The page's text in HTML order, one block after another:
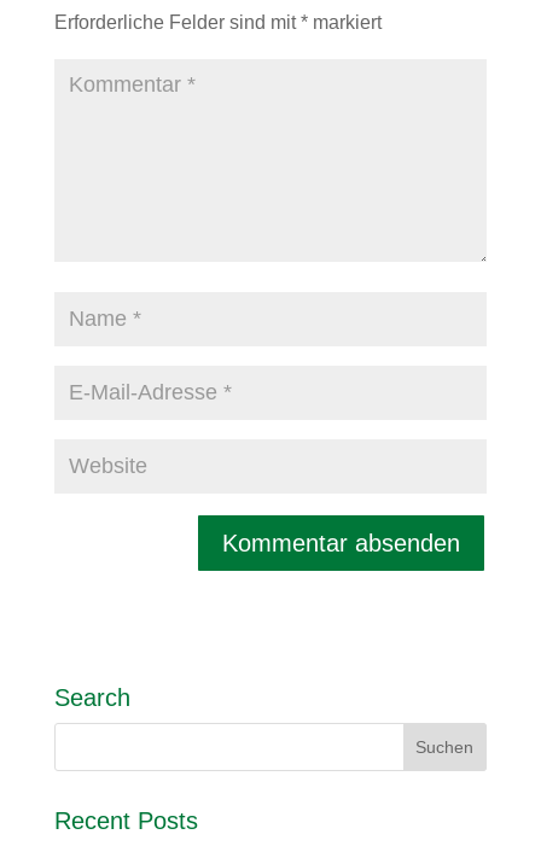
Erforderliche Felder sind mit*markiert
Search
Recent Posts